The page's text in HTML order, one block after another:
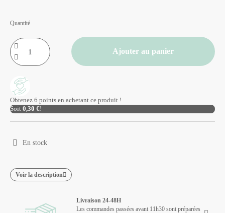
Quantité
Ajouter au panier
Obtenez 6 points en achetant ce produit !
Soit 0,30 €!
En stock
Voir la description
Livraison 24-48H
Les commandes passées avant 11h30 sont préparées